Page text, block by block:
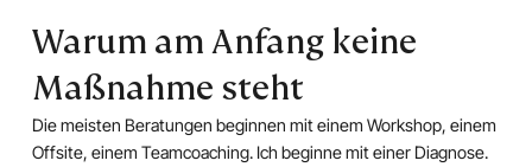
Warum am Anfang keine
Maßnahme steht
Die meisten Beratungen beginnen mit einem Workshop, einem
Offsite, einem Teamcoaching. Ich beginne mit einer Diagnose.